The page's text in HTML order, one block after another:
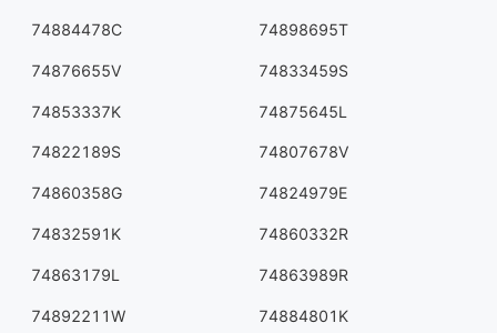
74884478C 74898695T
74876655V 74833459S
74853337K 74875645L
74822189S 74807678V
74860358G 74824979E
74832591K 74860332R
74863179L 74863989R
74892211W 74884801K